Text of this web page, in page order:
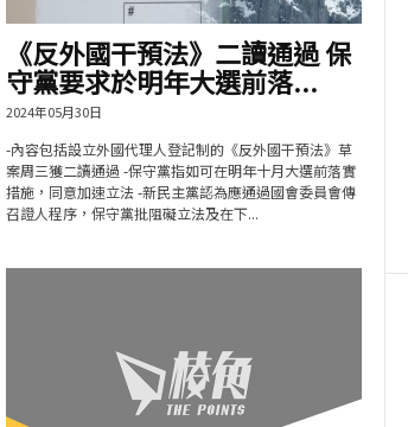
《反外國干預法》二讀通過 保
守黨要求於明年大選前落...
2024年05月30日
-內容包括設立外國代理人登記制的《反外國干預法》草
案周三獲二讀通過 -保守黨指如可在明年十月大選前落實
措施，同意加速立法 -新民主黨認為應通過國會委員會傳
召證人程序，保守黨批阻礙立法及在下...